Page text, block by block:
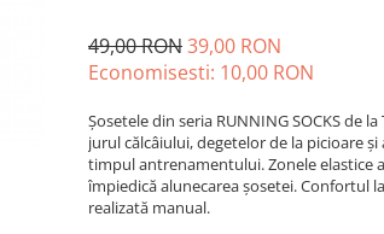
49,00 RON39,00 RON
Economisesti: 10,00 RON
Șosetele din seria RUNNING SOCKS de
jurul călcâiului, degetelor de la picioare
timpul antrenamentului. Zonele elastice
împiedică alunecarea șosetei. Confortul
realizată manual.